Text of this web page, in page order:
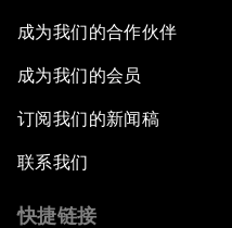
成为我们的合作伙伴
成为我们的会员
订阅我们的新闻稿
联系我们
快捷链接